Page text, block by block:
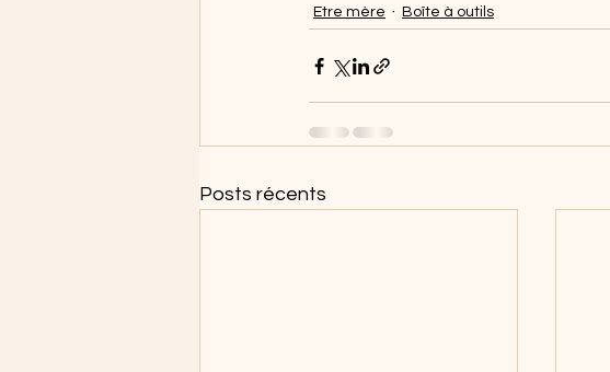
Etre mère Boîte à outils
Posts récents